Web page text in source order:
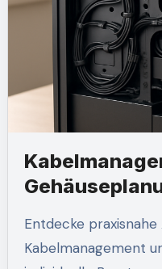
Entdecke praxisnahe Anleitungen zu
Kabelmanagement